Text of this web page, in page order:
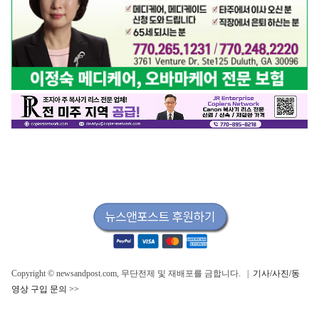
Copyright © newsandpost.com, 무단전제 및 재배포를 금합니다. | 기사/사진/동
영상 구입 문의 >>